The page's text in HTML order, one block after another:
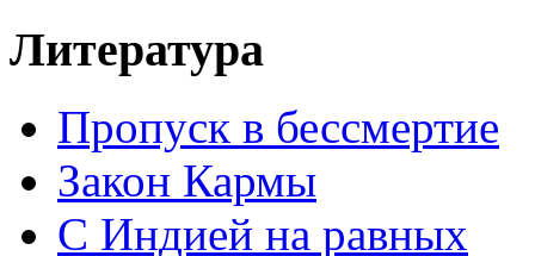
Литература
Пропуск в бессмертие
Закон Кармы
С Индией на равных